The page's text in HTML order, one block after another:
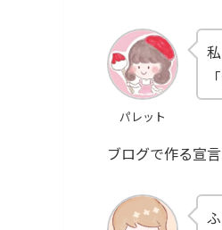
パレット
ブログで作る宣